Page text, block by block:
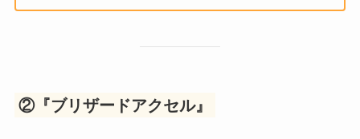
②『ブリザードアクセル』